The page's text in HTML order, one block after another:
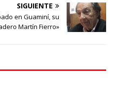
SIGUIENTE
en Guaminí, su
Martín Fierro»